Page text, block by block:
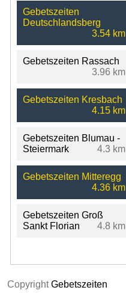
Gebetszeiten
Deutschlandsberg
3.54 km
Gebetszeiten Rassach
3.96 km
Gebetszeiten Kresbach
4.15 km
Gebetszeiten Blumau -
Steiermark
4.3 km
Gebetszeiten Mitteregg
4.36 km
Gebetszeiten Groß
Sankt Florian
4.8 km
CopyrightGebetszeiten